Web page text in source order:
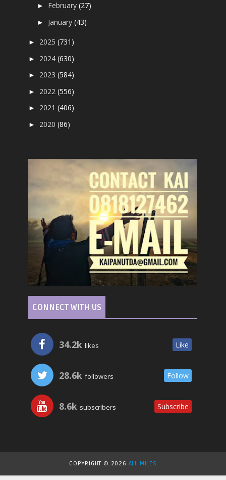
► February(27)
► January(43)
► 2025(731)
► 2024(630)
► 2023(584)
► 2022(556)
► 2021(406)
► 2020(86)
CONNECT WITH US
34.2k likes Like
28.6k followers Follow
8.6k subscribers Subscribe
COPYRIGHT © 2026 ALL MILES